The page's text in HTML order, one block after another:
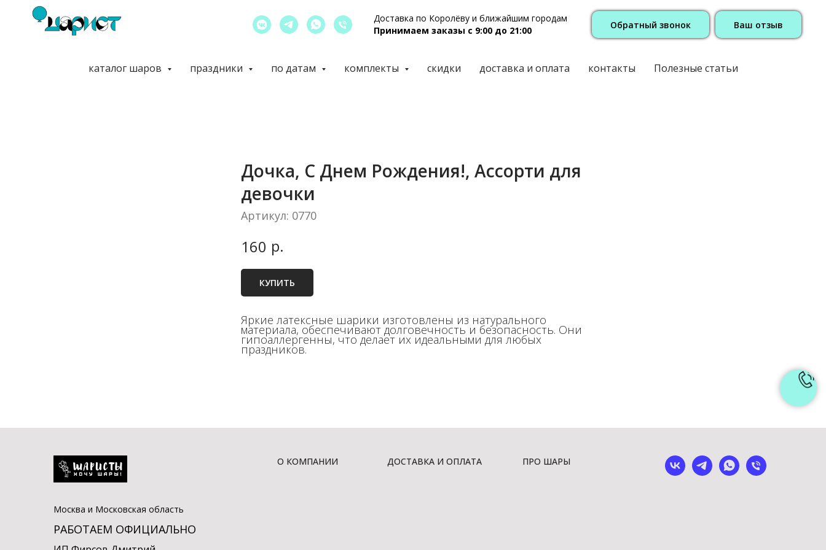
Доставка по Королёву и ближайшим городам
Принимаем заказы с 9:00 до 21:00
Обратный звонок Ваш отзыв
каталог шаров праздники по датам комплекты скидки доставка и оплата контакты Полезные статьи
Дочка, С Днем Рождения!, Ассорти для
девочки
Артикул: 0770
160 р.
КУПИТЬ
Яркие латексные шарики изготовлены из натурального
материала, обеспечивают долговечность и безопасность. Они
гипоаллергенны, что делает их идеальными для любых
праздников.
Москва и Московская область
РАБОТАЕМ ОФИЦИАЛЬНО
О КОМПАНИИ ДОСТАВКА И ОПЛАТА ПРО ШАРЫ